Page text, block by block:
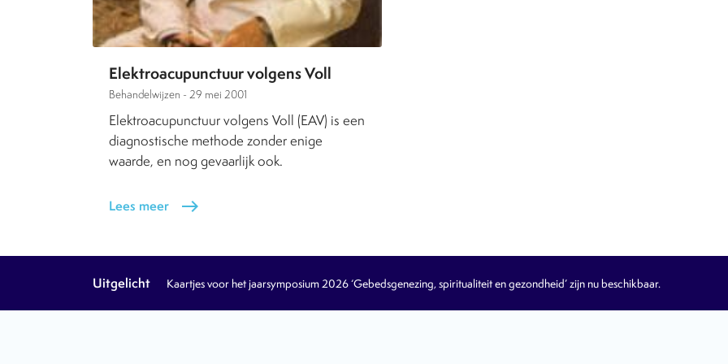
Elektroacupunctuur volgens Voll
Behandelwijzen - 29 mei 2001
Elektroacupunctuur volgens Voll (EAV) is een
diagnostische methode zonder enige
waarde, en nog gevaarlijk ook.
Lees meer east
Uitgelicht Kaartjes voor het jaarsymposium 2026 ‘Gebedsgenezing, spiritualiteit en gezondheid’ zijn nu beschikbaar.